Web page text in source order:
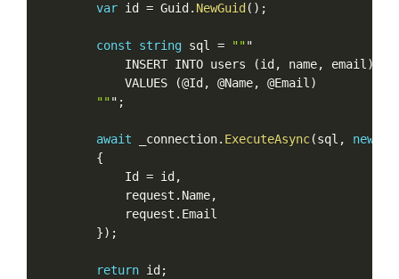
var id = Guid . NewGuid ( ) ;
const string sql = """
            INSERT INTO users
(id , name, email)
            VALUES
(@Id , @Name, @Email)
""" ;
await _connection. ExecuteAsync(sql ,
new
{
            Id
= id ,
            request
. Name,
            request
. Email
}) ;
return id ;